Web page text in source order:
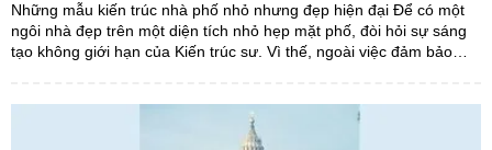
Những mẫu kiến trúc nhà phố nhỏ nhưng đẹp hiện đại Để có một
ngôi nhà đẹp trên một diện tích nhỏ hẹp mặt phố, đòi hỏi sự sáng
tạo không giới hạn của Kiến trúc sư. Vì thế, ngoài việc đảm bảo